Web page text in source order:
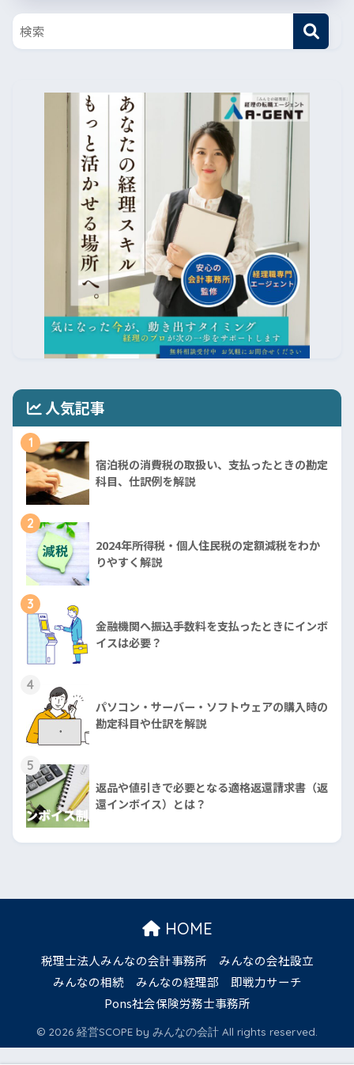
人気記事
1
宿泊税の消費税の取扱い、支払ったときの勘定
科目、仕訳例を解説
2
2024年所得税・個人住民税の定額減税をわか
りやすく解説
3
金融機関へ振込手数料を支払ったときにインボ
イスは必要？
4
パソコン・サーバー・ソフトウェアの購入時の
勘定科目や仕訳を解説
5
返品や値引きで必要となる適格返還請求書（返
還インボイス）とは？
HOME
税理士法人みんなの会計事務所
みんなの会社設立
みんなの相続
みんなの経理部
即戦力サーチ
Pons社会保険労務士事務所
© 2026 経営SCOPE by みんなの会計 All rights reserved.